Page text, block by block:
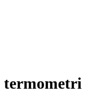
termometri